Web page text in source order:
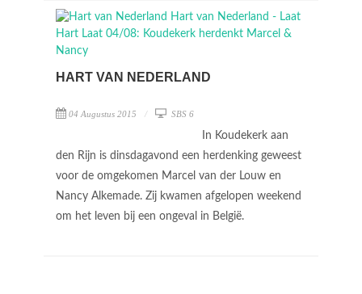
HART VAN NEDERLAND
04 Augustus 2015 SBS 6
In Koudekerk aan
den Rijn is dinsdagavond een herdenking geweest
voor de omgekomen Marcel van der Louw en
Nancy Alkemade. Zij kwamen afgelopen weekend
om het leven bij een ongeval in België.